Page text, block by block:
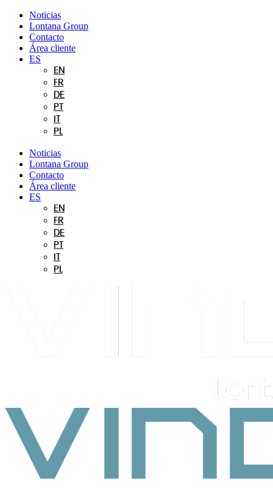
contenido
Noticias
Lontana Group
Contacto
Área cliente
ES
EN
FR
DE
PT
PL
Noticias
Lontana Group
Contacto
Área cliente
ES
EN
FR
DE
PT
PL